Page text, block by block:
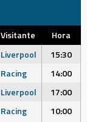
Visitante
Hora
Liverpool
15:30
Racing
14:00
Liverpool
17:00
Racing 10:00